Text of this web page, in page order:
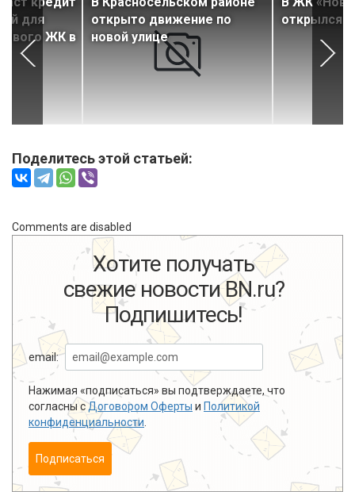
для
ЖК в
открыто движение по
новой улице
открылся
Поделитесь этой статьей:
Comments are disabled
Хотите получать
свежие новости BN.ru?
Подпишитесь!
email:
Нажимая «подписаться» вы подтверждаете, что
согласны сДоговором Оферты и Политикой
конфиденциальности
Подписаться